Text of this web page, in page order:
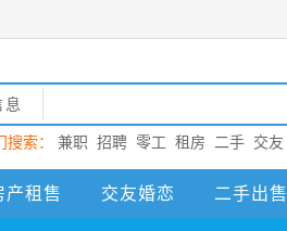
息
搜索： 兼职 招聘 零工 租房 二手 交友
沭阳
产租售 交友婚恋 二手出售